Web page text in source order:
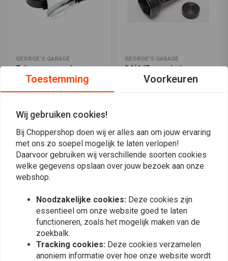
GEORGE'S GARAGE
Zuigerveer montage
gereedschap
GEORGE'S GARAGE
2 1/4 "Transmissie
Tandwiel Dopsleutel 07-
19 Softail, Touring; 06-17
Meest bekeken 24
Abonneer
Toestemming Voorkeuren
Wij gebruiken cookies!
Bij Choppershop doen wij er alles aan om jouw ervaring
met ons zo soepel mogelijk te laten verlopen!
Daarvoor gebruiken wij verschillende soorten cookies
welke gegevens opslaan over jouw bezoek aan onze
webshop.
Noodzakelijke cookies: Deze cookies zijn
essentieel om onze website goed te laten
functioneren, zoals het mogelijk maken van de
zoekbalk.
Tracking cookies: Deze cookies verzamelen
anoniem informatie over hoe onze website wordt